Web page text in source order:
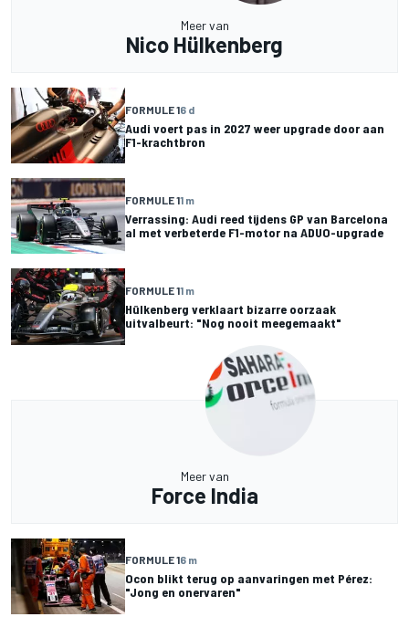
Meer van
Nico Hülkenberg
FORMULE 16 d
Audi voert pas in 2027 weer upgrade door aan
F1-krachtbron
FORMULE 11 m
Verrassing: Audi reed tijdens GP van Barcelona
al met verbeterde F1-motor na ADUO-upgrade
FORMULE 11 m
Hülkenberg verklaart bizarre oorzaak
uitvalbeurt: "Nog nooit meegemaakt"
Meer van
Force India
FORMULE 16 m
Ocon blikt terug op aanvaringen met Pérez:
"Jong en onervaren"